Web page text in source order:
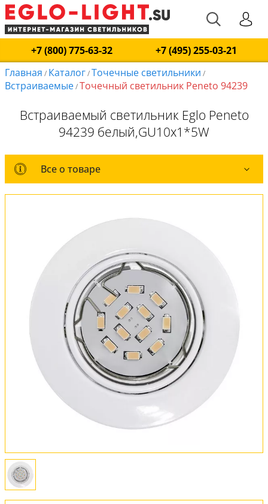
+7 (800) 775-63-32
+7 (495) 255-03-21
Главная / Каталог/Точечные светильники /
Встраиваемые/Точечный светильник Peneto 94239
Встраиваемый светильник Eglo Peneto
94239 белый,GU10x1*5W
Все о товаре
Все о товаре
Комплект лампочек
Вся коллекция
Оплата и доставка
Обмен и возврат
Установка
FAQ
Отзывы